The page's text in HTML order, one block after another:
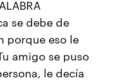
se debe de
porque eso le
amigo se puso
le decía